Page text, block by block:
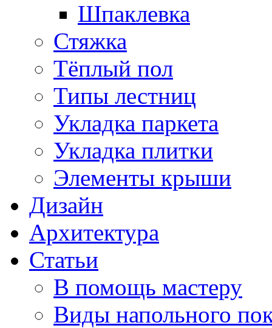
Шпаклевка
Стяжка
Тёплый пол
Типы лестниц
Укладка паркета
Укладка плитки
Элементы крыши
Дизайн
Архитектура
Статьи
В помощь мастеру
Виды напольного